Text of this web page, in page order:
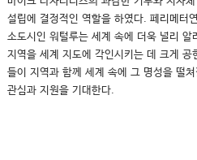
설립에 결정적인 역할을 하였다. 페리메터
소도시인 워털루는 세계 속에 더욱 널리
지역을 세계 지도에 각인시키는 데 크게
들이 지역과 함께 세계 속에 그 명성을 떨
관심과 지원을 기대한다.